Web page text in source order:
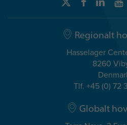
Regionalt
Hasselager
8260
Tlf. +45 (0) 72
Globalt